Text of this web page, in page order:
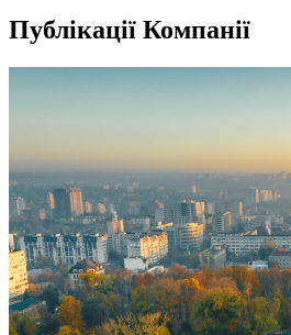
Публікації Компанії